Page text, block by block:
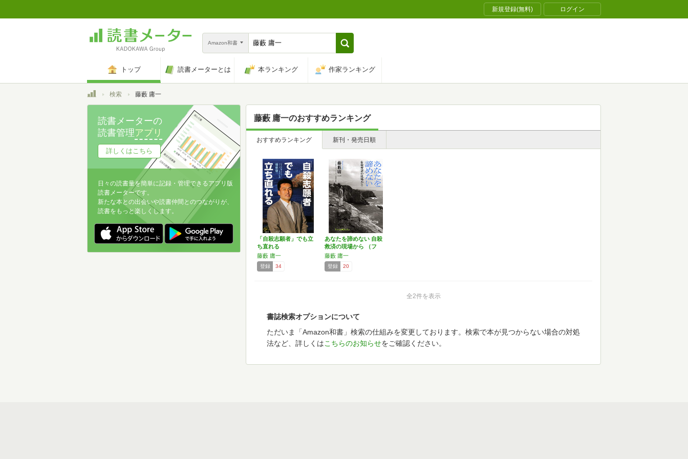
新規登録(無料) ログイン
Amazon和書
トップ 読書メーターとは 本ランキング 作家ランキング
トップ検索 藤藪 庸一
藤藪 庸一のおすすめランキング
おすすめランキング 新刊・発売日順
「自殺志願者」でも立
ち直れる
藤藪 庸一
登録 34
あなたを諦めない 自殺
救済の現場から （フ
ォ…
藤藪 庸一
登録 20
全2件を表示
書誌検索オプションについて
ただいま「Amazon和書」検索の仕組みを変更しております。検索で本が見つからない場合の対処
法など、詳しくはこちらのお知らせをご確認ください。
読書メーターの
読書管理アプリ
詳しくはこちら
日々の読書量を簡単に記録・管理できるアプリ版
読書メーターです。
新たな本との出会いや読書仲間とのつながりが、
読書をもっと楽しくします。